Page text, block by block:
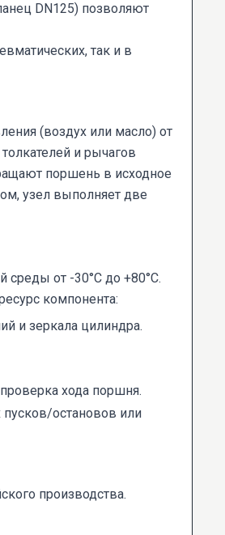
DN125) позволяют
так и в
(воздух или масло) от
и рычагов
поршень в исходное
узел выполняет две
от -30°C до +80°C.
компонента:
и зеркала цилиндра.
хода поршня.
остановов или
производства.